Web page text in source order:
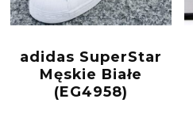
adidas SuperStar
Męskie Białe
(EG4958)